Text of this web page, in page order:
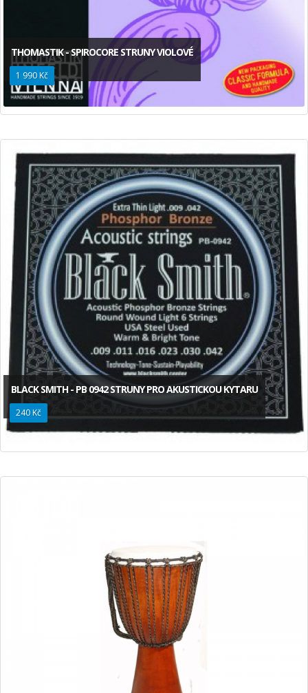
THOMASTIK - SPIROCORE STRUNY VIOLOVÉ
1 990 Kč
BLACK SMITH - PB 0942 STRUNY PRO AKUSTICKOU KYTARU
240 Kč